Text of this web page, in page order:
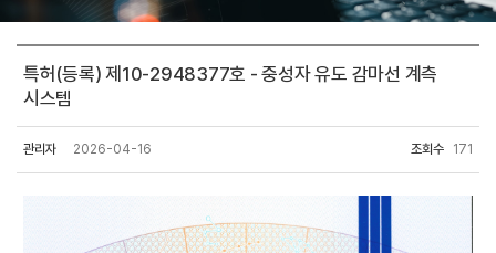
특허(등록) 제10-2948377호 - 중성자 유도 감마선 계측
시스템
관리자 2026-04-16 조회수 171